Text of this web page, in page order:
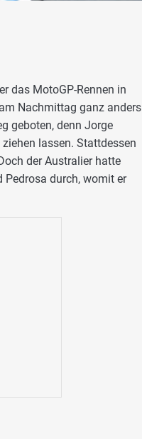
das MotoGP-Rennen in
Nachmittag ganz anders
geboten, denn Jorge
lassen. Stattdessen
der Australier hatte
Pedrosa durch, womit er